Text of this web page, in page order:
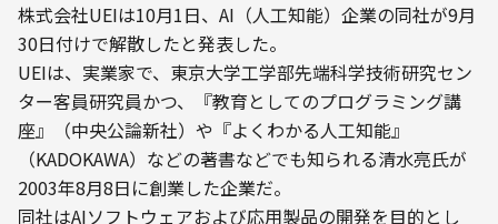
株式会社UEIは10月1日、AI（人工知能）企業の同社が9月
30日付けで解散したと発表した。
UEIは、実業家で、東京大学工学部先端科学技術研究セン
ター客員研究員かつ、『教育としてのプログラミング講
座』（中央公論新社）や『よくわかる人工知能』
（KADOKAWA）などの著書などでも知られる清水亮氏が
2003年8月8日に創業した企業だ。
同社はAIソフトウェアおよび応用製品の開発を目的とし